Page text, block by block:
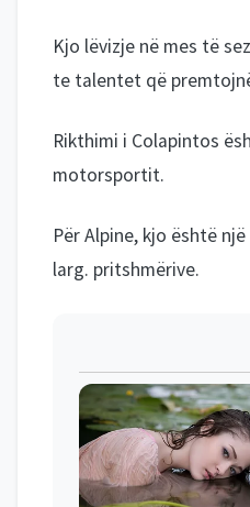
Kjo lëvizje në mes të
te talentet që
Rikthimi i Colapintos
motorsportit.
Për Alpine, kjo është
larg. pritshmërive.